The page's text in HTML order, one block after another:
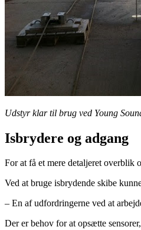
Udstyr klar til brug ved Young
Isbrydere og adgang
For at få et mere detaljeret overblik
Ved at bruge isbrydende skibe
– En af udfordringerne ved at
Der er behov for at opsætte